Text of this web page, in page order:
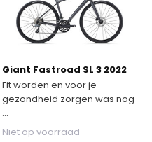
Giant Fastroad SL 3 2022
Fit worden en voor je
gezondheid zorgen was nog
...
Niet op voorraad